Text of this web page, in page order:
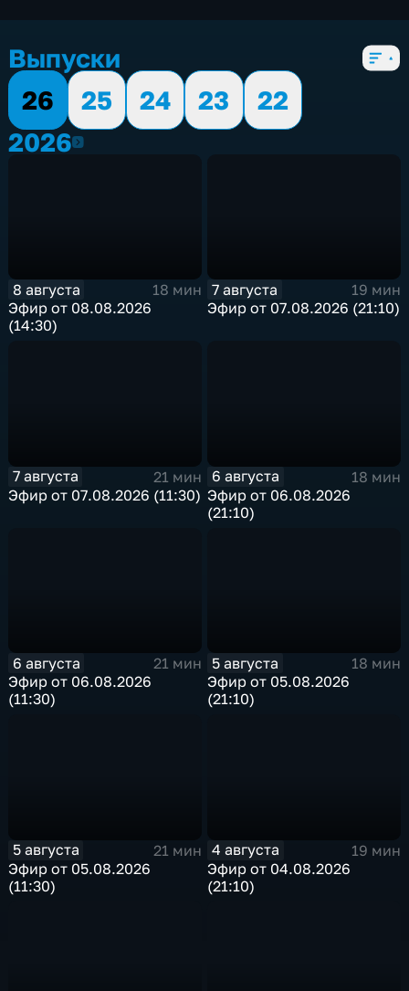
5 сезонов, 2355 выпусков
Выпуски
26
25 24 23
22
20262026
8 августа
18 мин
Эфир от 08.08.2026
(14:30)
7 августа
19 мин
Эфир от 07.08.2026 (21:10)
7 августа
21 мин
Эфир от 07.08.2026 (11:30)
6 августа
18 мин
Эфир от 06.08.2026
(21:10)
6 августа
21 мин
Эфир от 06.08.2026
(11:30)
5 августа
18 мин
Эфир от 05.08.2026
(21:10)
5 августа
21 мин
Эфир от 05.08.2026
(11:30)
4 августа
19 мин
Эфир от 04.08.2026
(21:10)